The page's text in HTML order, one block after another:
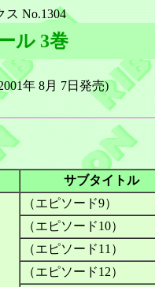
ス No.1304
ル 3巻
年 8月 7日発売)
サブタイトル
（エピソード9）
（エピソード10）
（エピソード11）
（エピソード12）